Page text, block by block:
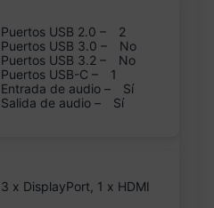
Puertos USB 2.0 –
2
Puertos USB 3.0 –
No
Puertos USB 3.2 –
No
Puertos USB-C –
1
Entrada de audio –
Sí
Salida de audio –
Sí
3 x DisplayPort, 1 x HDMI